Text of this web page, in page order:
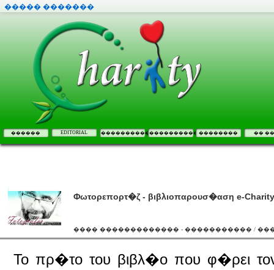
����� �������
������ EDITORIAL �������������������� �������� ��
Φωτορεπορτ�ζ - βιβλιοπαρουσ�αση e-
���� ������������� - ����������� /
Το πρ�το του βιβλ�ο που φ�ρει